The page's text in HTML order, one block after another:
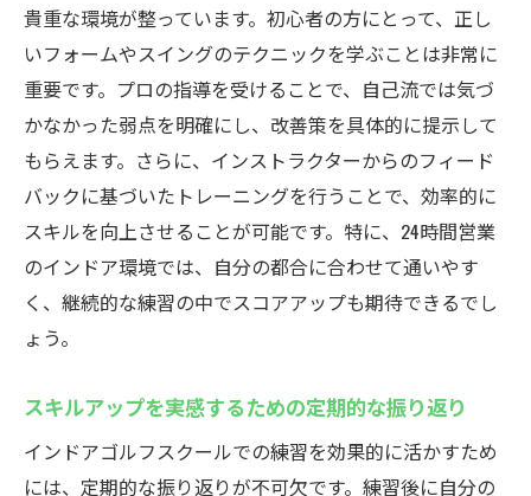
貴重な環境が整っています。初心者の方にとって、正し
いフォームやスイングのテクニックを学ぶことは非常に
重要です。プロの指導を受けることで、自己流では気づ
かなかった弱点を明確にし、改善策を具体的に提示して
もらえます。さらに、インストラクターからのフィード
バックに基づいたトレーニングを行うことで、効率的に
スキルを向上させることが可能です。特に、24時間営業
のインドア環境では、自分の都合に合わせて通いやす
く、継続的な練習の中でスコアアップも期待できるでし
ょう。
スキルアップを実感するための定期的な振り返り
インドアゴルフスクールでの練習を効果的に活かすため
には、定期的な振り返りが不可欠です。練習後に自分の